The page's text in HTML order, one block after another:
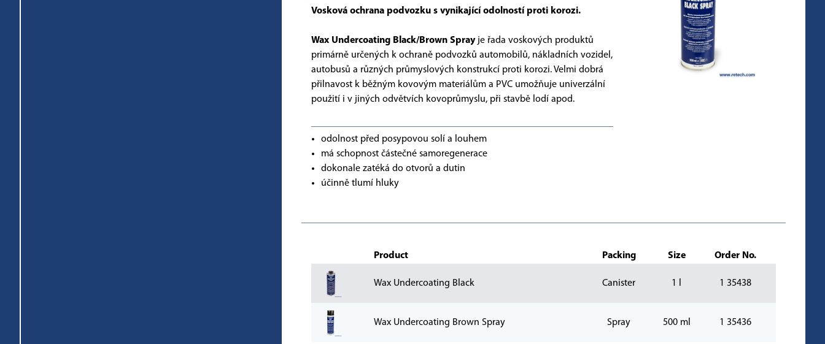
Vosková ochrana podvozku s vynikající odolností proti korozi.
Wax Undercoating Black/Brown Sprayje řada voskových produktů
primárně určených k ochraně podvozků automobilů, nákladních vozidel,
autobusů a různých průmyslových konstrukcí proti korozi. Velmi dobrá
přilnavost k běžným kovovým materiálům a PVC umožňuje univerzální
použití i v jiných odvětvích kovoprůmyslu, při stavbě lodí apod.
odolnost před posypovou solí a louhem
má schopnost částečné samoregenerace
dokonale zatéká do otvorů a dutin
účinně tlumí hluky
Product Packing Size Order No.
Wax Undercoating Black Canister 1 l 1 35438
Wax Undercoating Brown Spray Spray 500 ml 1 35436